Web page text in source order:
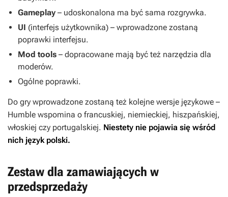
Gameplay – udoskonalona ma być sama rozgrywka.
UI (interfejs użytkownika) – wprowadzone zostaną
poprawki interfejsu.
Mod tools – dopracowane mają być też narzędzia dla
moderów.
Ogólne poprawki.
Do gry wprowadzone zostaną też kolejne wersje językowe –
Humble wspomina o francuskiej, niemieckiej, hiszpańskiej,
włoskiej czy portugalskiej. Niestety nie pojawia się wśród
nich język polski.
Zestaw dla zamawiających w
przedsprzedaży